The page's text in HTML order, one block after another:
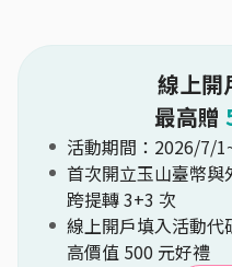
線上開
最高贈
活動期間：2026/7/
首次開立玉山臺幣與
跨提轉 3+3 次
線上開戶填入活動
高價值 500 元好禮